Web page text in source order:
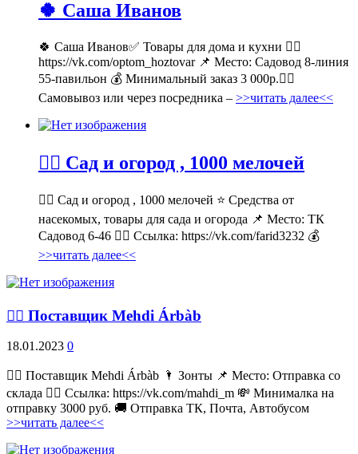
🍀 Саша Иванов
🍀 Саша Иванов✅ Товары для дома и кухни 👉🏻
https://vk.com/optom_hoztovar 📌 Место: Садовод 8-линия
55-павильон 💰 Минимальный заказ 3 000р.🚶‍♀
Самовывоз или через посредника – >>читать далее<<
💁‍♂ Сад и огород , 1000 мелочей
💁‍♂ Сад и огород , 1000 мелочей ⭐ Средства от
насекомых, товары для сада и огорода 📌 Место: ТК
Садовод 6-46 👉🏻 Ссылка: https://vk.com/farid3232 💰
>>читать далее<<
💁‍♂ Поставщик Mehdi Árbàb
18.01.2023 0
💁‍♂ Поставщик Mehdi Árbàb 🌂 Зонты 📌 Место: Отправка со
склада 👉🏻 Ссылка: https://vk.com/mahdi_m 💸 Минималка на
отправку 3000 руб. 🚚 Отправка ТК, Почта, Автобусом
>>читать далее<<